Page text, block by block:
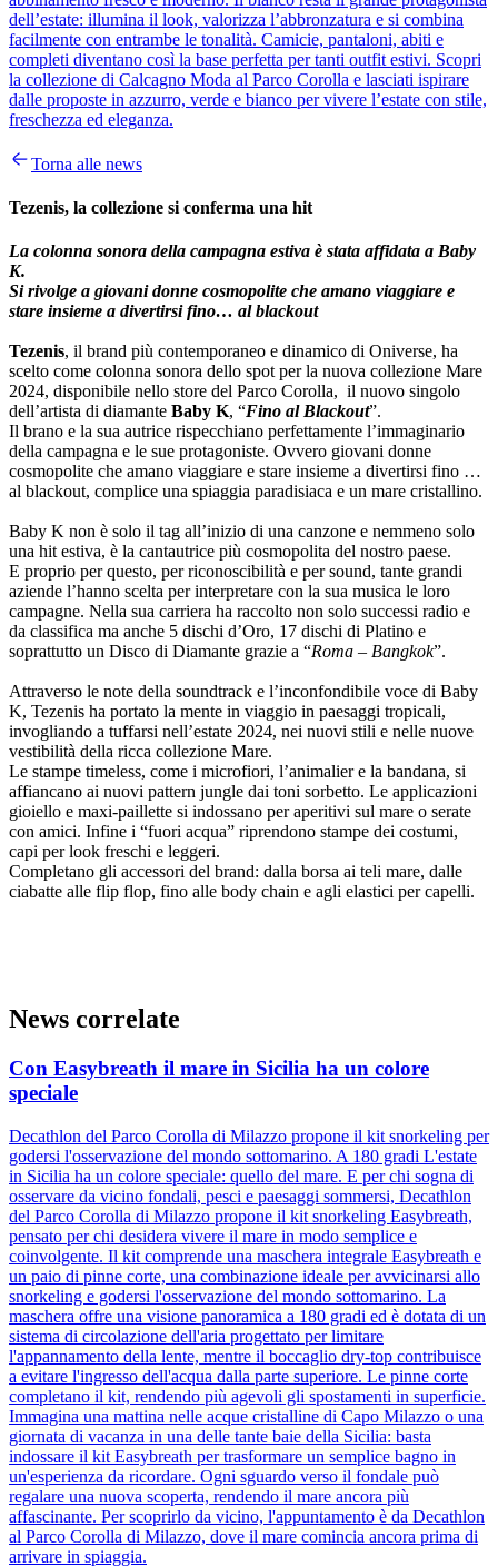
dell’estate: illumina il look, valorizza l’abbronzatura e si combina
facilmente con entrambe le tonalità. Camicie, pantaloni, abiti e
completi diventano così la base perfetta per tanti outfit estivi. Scopri
la collezione di Calcagno Moda al Parco Corolla e lasciati ispirare
dalle proposte in azzurro, verde e bianco per vivere l’estate con stile,
freschezza ed eleganza.
Torna alle news
Tezenis, la collezione si conferma una hit
La colonna sonora della campagna estiva è stata affidata a Baby
K.
Si rivolge a giovani donne cosmopolite che amano viaggiare e
stare insieme a divertirsi fino… al blackout
Tezenis, il brand più contemporaneo e dinamico di Oniverse, ha
scelto come colonna sonora dello spot per la nuova collezione Mare
2024, disponibile nello store del Parco Corolla, il nuovo singolo
dell’artista di diamante Baby K, “Fino al Blackout”.
Il brano e la sua autrice rispecchiano perfettamente l’immaginario
della campagna e le sue protagoniste. Ovvero giovani donne
cosmopolite che amano viaggiare e stare insieme a divertirsi fino …
al blackout, complice una spiaggia paradisiaca e un mare cristallino.
Baby K non è solo il tag all’inizio di una canzone e nemmeno solo
una hit estiva, è la cantautrice più cosmopolita del nostro paese.
E proprio per questo, per riconoscibilità e per sound, tante grandi
aziende l’hanno scelta per interpretare con la sua musica le loro
campagne. Nella sua carriera ha raccolto non solo successi radio e
da classifica ma anche 5 dischi d’Oro, 17 dischi di Platino e
soprattutto un Disco di Diamante grazie a “Roma – Bangkok”.
Attraverso le note della soundtrack e l’inconfondibile voce di Baby
K, Tezenis ha portato la mente in viaggio in paesaggi tropicali,
invogliando a tuffarsi nell’estate 2024, nei nuovi stili e nelle nuove
vestibilità della ricca collezione Mare.
Le stampe timeless, come i microfiori, l’animalier e la bandana, si
affiancano ai nuovi pattern jungle dai toni sorbetto. Le applicazioni
gioiello e maxi-paillette si indossano per aperitivi sul mare o serate
con amici. Infine i “fuori acqua” riprendono stampe dei costumi,
capi per look freschi e leggeri.
Completano gli accessori del brand: dalla borsa ai teli mare, dalle
ciabatte alle flip flop, fino alle body chain e agli elastici per capelli.
News correlate
Con Easybreath il mare in Sicilia ha un colore
speciale
Decathlon del Parco Corolla di Milazzo propone il kit snorkeling per
godersi l'osservazione del mondo sottomarino. A 180 gradi L'estate
in Sicilia ha un colore speciale: quello del mare. E per chi sogna di
osservare da vicino fondali, pesci e paesaggi sommersi, Decathlon
del Parco Corolla di Milazzo propone il kit snorkeling Easybreath,
pensato per chi desidera vivere il mare in modo semplice e
coinvolgente. Il kit comprende una maschera integrale Easybreath e
un paio di pinne corte, una combinazione ideale per avvicinarsi allo
snorkeling e godersi l'osservazione del mondo sottomarino. La
maschera offre una visione panoramica a 180 gradi ed è dotata di un
sistema di circolazione dell'aria progettato per limitare
l'appannamento della lente, mentre il boccaglio dry-top contribuisce
a evitare l'ingresso dell'acqua dalla parte superiore. Le pinne corte
completano il kit, rendendo più agevoli gli spostamenti in superficie.
Immagina una mattina nelle acque cristalline di Capo Milazzo o una
giornata di vacanza in una delle tante baie della Sicilia: basta
indossare il kit Easybreath per trasformare un semplice bagno in
un'esperienza da ricordare. Ogni sguardo verso il fondale può
regalare una nuova scoperta, rendendo il mare ancora più
affascinante. Per scoprirlo da vicino, l'appuntamento è da Decathlon
al Parco Corolla di Milazzo, dove il mare comincia ancora prima di
arrivare in spiaggia.